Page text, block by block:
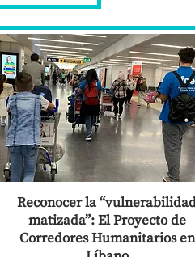
Reconocer la
matizada”: El Proyecto de
Corredores Humanitarios en